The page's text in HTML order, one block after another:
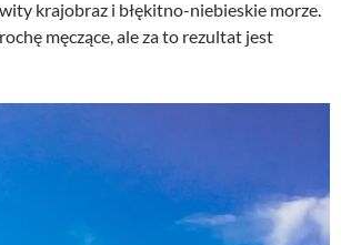
krajobraz i błękitno-niebieskie morze.
męczące, ale za to rezultat jest